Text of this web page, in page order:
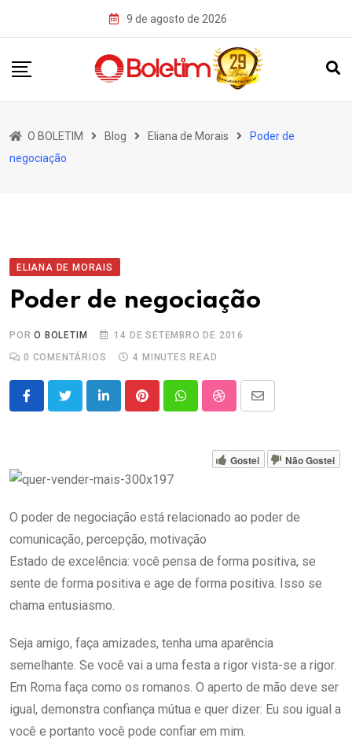
9 de agosto de 2026
O BOLETIM Blog Eliana de Morais
Poder de
negociação
ELIANA DE MORAIS
Poder de negociação
PORO BOLETIM
14 DE SETEMBRO DE 2016
0 COMENTÁRIOS 4 MINUTES READ
LinkedInPinterestWhatsappStumbleUpon
Share
Email
Gostei Não Gostei
O poder de negociação está relacionado ao poder de
comunicação, percepção, motivação
Estado de excelência: você pensa de forma positiva, se
sente de forma positiva e age de forma positiva. Isso se
chama entusiasmo.
Seja amigo, faça amizades, tenha uma aparência
semelhante. Se você vai a uma festa a rigor vista-se a rigor.
Em Roma faça como os romanos. O aperto de mão deve ser
igual, demonstra confiança mútua e quer dizer: Eu sou igual a
você e portanto você pode confiar em mim.